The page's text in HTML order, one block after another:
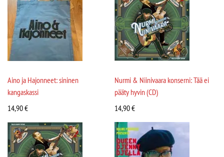
Aino ja Hajonneet: sininen
kangaskassi
14,90€
Nurmi & Niinivaara konserni: Tää ei
pääty hyvin (CD)
14,90€